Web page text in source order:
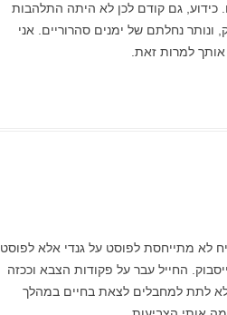
כידוע, גם קודם לכן לא היתה התלהבות
נחלתם של ימנים סהרוריים. אני
למרות זאת.
לא מתייחסת לפוסט על גנדי אלא לפוסט
החייל עבר על פקודות הצבא וככזה
לתת למחבלים לצאת בחיים במהלך